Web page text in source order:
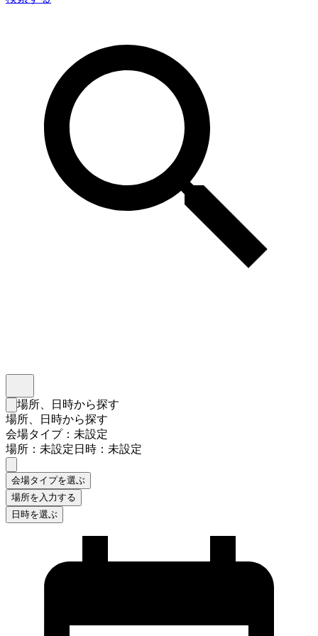
検索フォームを閉じる
場所、日時から探す
場所、日時から探す
会場タイプ：未設定
場所：未設定日時：未設定
会場タイプを選ぶ
場所を入力する
日時を選ぶ